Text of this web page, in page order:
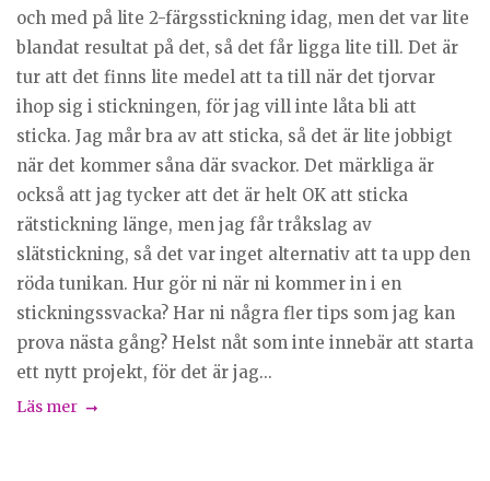
och med på lite 2-färgsstickning idag, men det var lite
blandat resultat på det, så det får ligga lite till. Det är
tur att det finns lite medel att ta till när det tjorvar
ihop sig i stickningen, för jag vill inte låta bli att
sticka. Jag mår bra av att sticka, så det är lite jobbigt
när det kommer såna där svackor. Det märkliga är
också att jag tycker att det är helt OK att sticka
rätstickning länge, men jag får tråkslag av
slätstickning, så det var inget alternativ att ta upp den
röda tunikan. Hur gör ni när ni kommer in i en
stickningssvacka? Har ni några fler tips som jag kan
prova nästa gång? Helst nåt som inte innebär att starta
ett nytt projekt, för det är jag...
Läs mer